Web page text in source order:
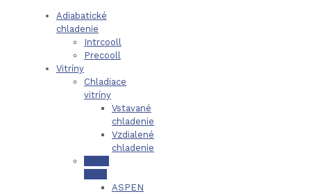
Adiabatické
chladenie
Intrcooll
Precooll
Vitríny
Chladiace
vitríny
Vstavané
chladenie
Vzdialené
chladenie
ASPEN